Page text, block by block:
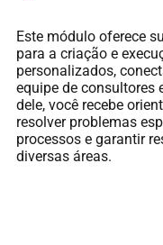
Este módulo oferece
para a criação e
personalizados,
equipe de consultores
dele, você recebe
resolver problemas
processos e garantir
diversas áreas.